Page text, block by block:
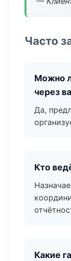
Часто
Можно
через
Да,
Кто
Какие